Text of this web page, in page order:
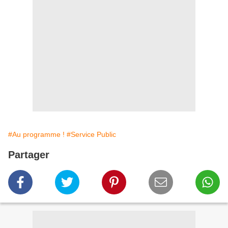
#Au programme ! #Service Public
Partager